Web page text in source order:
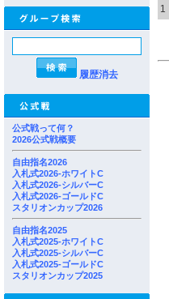
履歴消去
公式戦って何？
2026公式戦概要
自由指名2026
入札式2026-ホワイトC
入札式2026-シルバーC
入札式2026-ゴールドC
スタリオンカップ2026
自由指名2025
入札式2025-ホワイトC
入札式2025-シルバーC
入札式2025-ゴールドC
スタリオンカップ2025
1